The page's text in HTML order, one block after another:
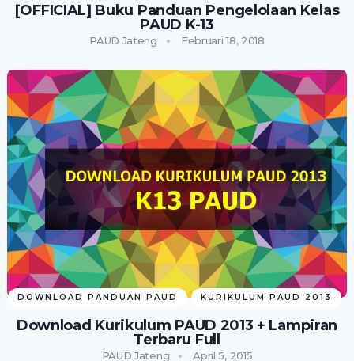
[OFFICIAL] Buku Panduan Pengelolaan Kelas
PAUD K-13
PAUD Jateng Februari 18, 2018
DOWNLOAD PANDUAN PAUD KURIKULUM PAUD 2013
Download Kurikulum PAUD 2013 + Lampiran
Terbaru Full
PAUD Jateng April 5, 2015